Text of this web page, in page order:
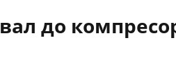
до